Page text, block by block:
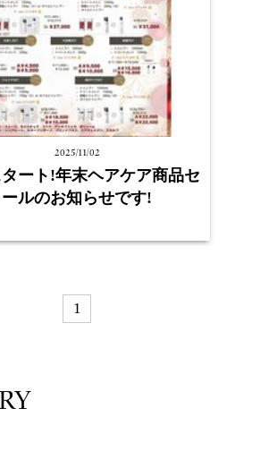
2025/11/02
ート!年末ヘアケア商品セ
ールのお知らせです!
1